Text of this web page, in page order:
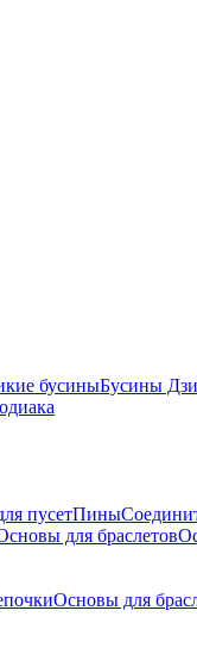
бусиныБусины Дзи
пусетПины
для браслетов
Основы для